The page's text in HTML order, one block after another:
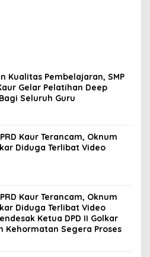
Kualitas Pembelajaran, SMP
Gelar Pelatihan Deep
Seluruh Guru
Kaur Terancam, Oknum
Diduga Terlibat Video
Kaur Terancam, Oknum
Diduga Terlibat Video
Ketua DPD II Golkar
Kehormatan Segera Proses